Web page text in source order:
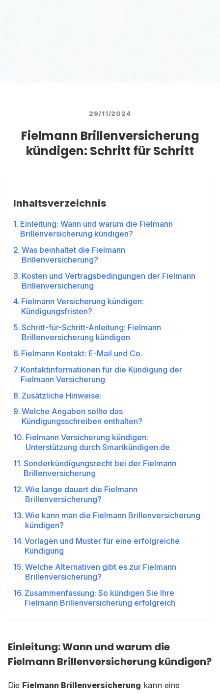
29/11/2024
Fielmann Brillenversicherung
kündigen: Schritt für Schritt
Inhaltsverzeichnis
Einleitung: Wann und warum die Fielmann
Brillenversicherung kündigen?
Was beinhaltet die Fielmann
Brillenversicherung?
Kosten und Vertragsbedingungen der Fielmann
Brillenversicherung
Fielmann Versicherung kündigen:
Kündigungsfristen?
Schritt-für-Schritt-Anleitung: Fielmann
Brillenversicherung kündigen
Fielmann Kontakt: E-Mail und Co.
Kontaktinformationen für die Kündigung der
Fielmann Versicherung
Zusätzliche Hinweise:
Welche Angaben sollte das
Kündigungsschreiben enthalten?
Fielmann Versicherung kündigen:
Unterstützung durch Smartkündigen.de
Sonderkündigungsrecht bei der Fielmann
Brillenversicherung
Wie lange dauert die Fielmann
Brillenversicherung?
Wie kann man die Fielmann Brillenversicherung
kündigen?
Vorlagen und Muster für eine erfolgreiche
Kündigung
Welche Alternativen gibt es zur Fielmann
Brillenversicherung?
Zusammenfassung: So kündigen Sie Ihre
Fielmann Brillenversicherung erfolgreich
Einleitung: Wann und warum die
Fielmann Brillenversicherung kündigen?
Die Fielmann Brillenversicherung kann eine